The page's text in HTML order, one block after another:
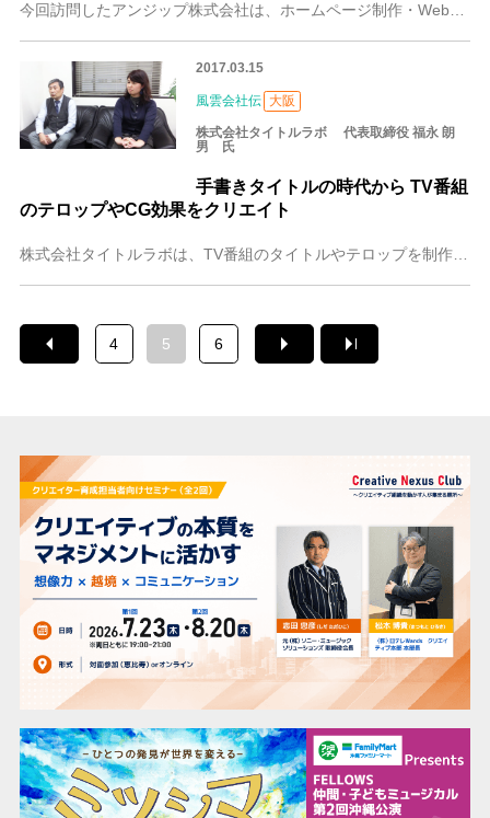
今回訪問したアンジップ株式会社は、ホームページ制作・Webシステム制作を行う会社です。 代表の辻川(つじかわ)さんは、「完璧でなくとも、とりあえず作り上げて世に
2017.03.15
風雲会社伝 大阪
株式会社タイトルラボ 代表取締役 福永 朗
男 氏
手書きタイトルの時代から TV番組
のテロップやCG効果をクリエイト
株式会社タイトルラボは、TV番組のタイトルやテロップを制作する会社です。番組テロップはもちろんのこと、特に情報番組やバラエティ番組では、テロップの文字はなくては
4 5 6